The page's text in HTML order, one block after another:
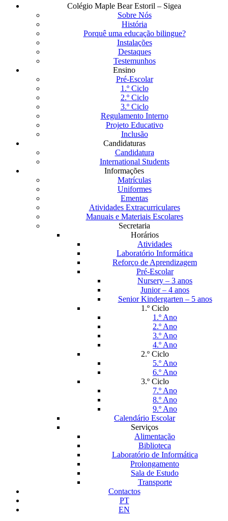
Fechar
Colégio Maple Bear Estoril – Sigea
Sobre Nós
História
Porquê uma educação bilingue?
Instalações
Destaques
Testemunhos
Ensino
Pré-Escolar
1.º Ciclo
2.º Ciclo
3.º Ciclo
Regulamento Interno
Projeto Educativo
Inclusão
Candidaturas
Candidatura
International Students
Informações
Matrículas
Uniformes
Ementas
Atividades Extracurriculares
Manuais e Materiais Escolares
Secretaria
Horários
Atividades
Laboratório Informática
Reforço de Aprendizagem
Pré-Escolar
Nursery – 3 anos
Junior – 4 anos
Senior Kindergarten – 5 anos
1.º Ciclo
1.º Ano
2.º Ano
3.º Ano
4.º Ano
2.º Ciclo
5.º Ano
6.º Ano
3.º Ciclo
7.º Ano
8.º Ano
9.º Ano
Calendário Escolar
Serviços
Alimentação
Biblioteca
Laboratório de Informática
Prolongamento
Sala de Estudo
Transporte
Contactos
PT
EN